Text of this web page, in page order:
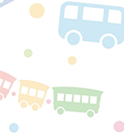
Lego Duplo